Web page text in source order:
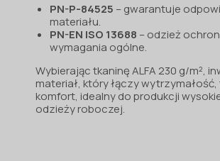
PN-P-84525 – gwarantuje
materiału.
PN-EN ISO 13688 – odzież
wymagania ogólne.
Wybierając tkaninę ALFA 230 g/m²,
materiał, który łączy wytrzymałość,
komfort, idealny do produkcji
odzieży roboczej.